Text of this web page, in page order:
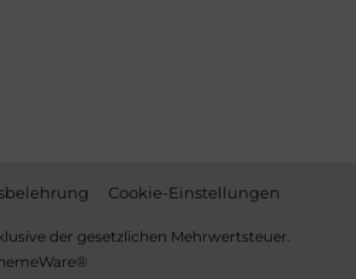
Cookie-Einstellungen
der gesetzlichen Mehrwertsteuer.